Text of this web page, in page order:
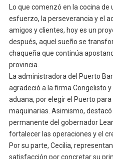
Lo que comenzó en la cocina de
esfuerzo, la perseverancia y el
amigos y clientes, hoy es un
después, aquel sueño se
chaqueña que continúa
provincia.
La administradora del Puerto
agradeció a la firma Congelisto
aduana, por elegir el Puerto
maquinarias. Asimismo,
permanente del gobernador
fortalecer las operaciones y el
Por su parte, Cecilia,
satisfacción por concretar su